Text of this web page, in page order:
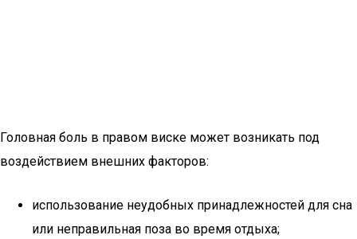
Головная боль в правом виске может возникать под
воздействием внешних факторов:
использование неудобных принадлежностей для сна
или неправильная поза во время отдыха;